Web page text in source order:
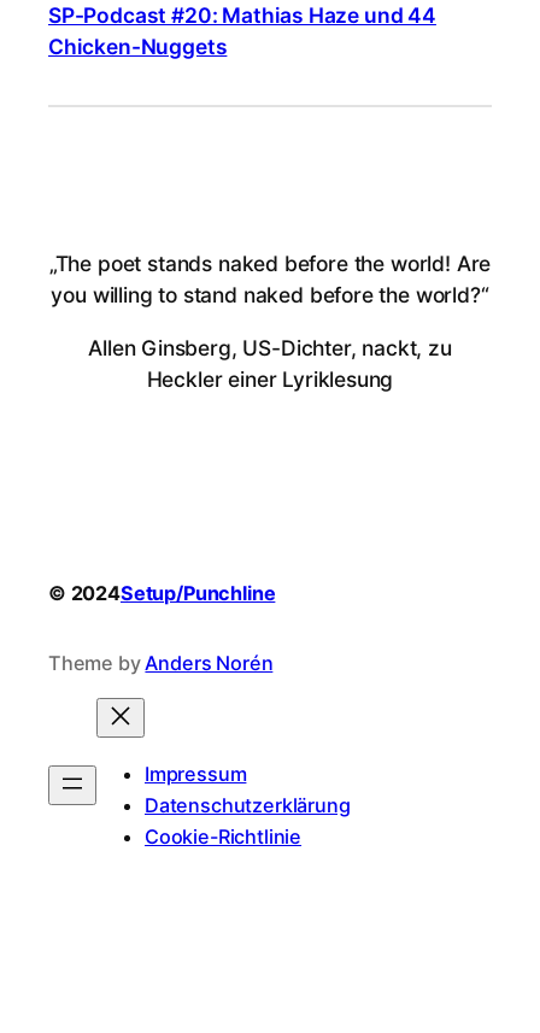
SP-Podcast #20: Mathias Haze und 44
Chicken-Nuggets
„The poet stands naked before the world! Are
you willing to stand naked before the world?“
Allen Ginsberg, US-Dichter, nackt, zu
Heckler einer Lyriklesung
© 2024Setup/Punchline
Theme byAnders Norén
Impressum
Datenschutzerklärung
Cookie-Richtlinie